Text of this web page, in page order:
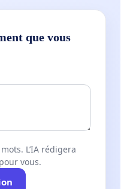
que vous
L’IA rédigera
vous.